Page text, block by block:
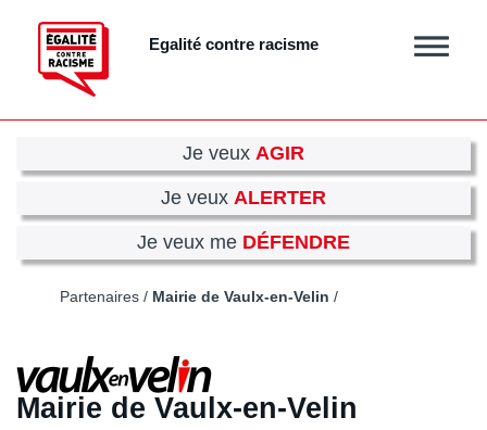
contenu
principal
Egalité contre racisme
Afficher
Je veux AGIR
Je veux ALERTER
Je veux me DÉFENDRE
Partenaires Mairie de Vaulx-en-Velin
Mairie de Vaulx-en-Velin